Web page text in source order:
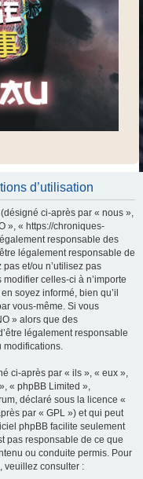
d’utilisation
ci-après par « nous »,
», « https://chroniques-
responsable des
légalement responsable de
et/ou n’utilisez pas
celles-ci à n’importe
soyez informé, bien qu’il
vous-même. Si vous
» alors que des
légalement responsable
ci-après par « ils », « eux »,
« phpBB Limited »,
déclaré sous la licence «
par « GPL ») et qui peut
phpBB facilite seulement
pas responsable de ce que
ou conduite permis. Pour
veuillez consulter :